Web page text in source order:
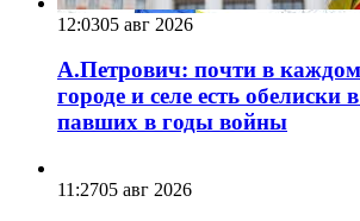
12:0305 авг 2026
А.Петрович: почти в
городе и селе есть обелиски
павших в годы войны
11:2705 авг 2026